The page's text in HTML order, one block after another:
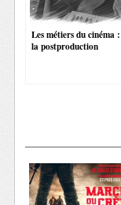
Les métiers du cinéma :
la postproduction